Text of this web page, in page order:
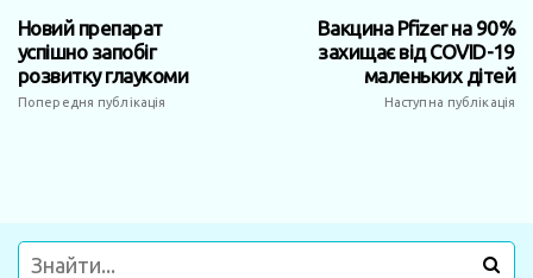
Новий препарат
успішно запобіг
розвитку глаукоми
Попередня публікація
Вакцина Pfizer на 90%
захищає від COVID-19
маленьких дітей
Наступна публікація